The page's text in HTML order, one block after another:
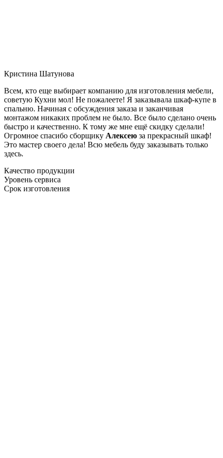
Кристина Шатунова
Всем, кто еще выбирает компанию для изготовления мебели,
советую Кухни мол! Не пожалеете! Я заказывала шкаф-купе в
спальню. Начиная с обсуждения заказа и заканчивая
монтажом никаких проблем не было. Все было сделано очень
быстро и качественно. К тому же мне ещё скидку сделали!
Огромное спасибо сборщику Алексею за прекрасный шкаф!
Это мастер своего дела! Всю мебель буду заказывать только
здесь.
Качество продукции
Уровень сервиса
Срок изготовления